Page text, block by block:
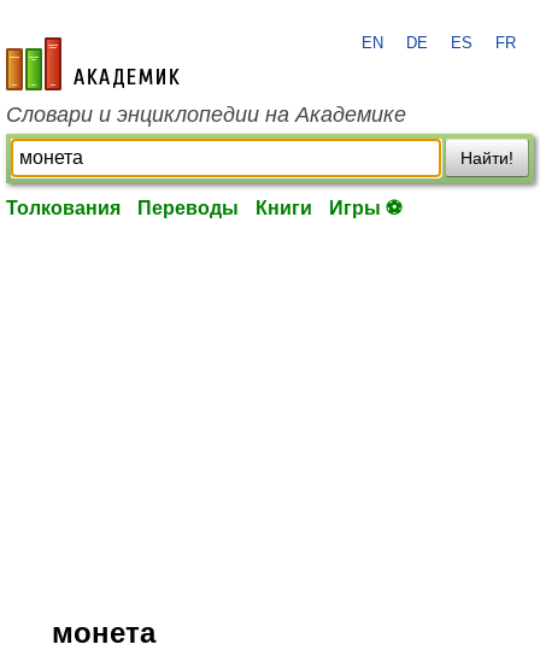
academic.ru
EN DE ES FR
Словари и энциклопедии на Академике
Найти!
Толкования Переводы Книги Игры ⚽
монета